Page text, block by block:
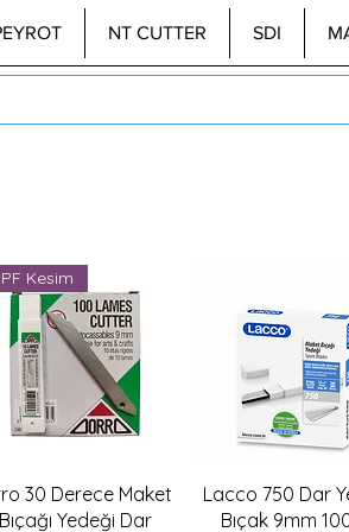
NT CUTTER SDI
Hızlı Bakış
Kesim
30 Derece Maket
Yedeği Dar
Hızlı Bakış
Lacco 750 Dar
Bıçak 9mm